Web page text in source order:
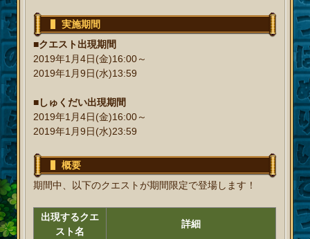
実施期間
■クエスト出現期間
2019年1月4日(金)16:00～
2019年1月9日(水)13:59
■しゅくだい出現期間
2019年1月4日(金)16:00～
2019年1月9日(水)23:59
概要
期間中、以下のクエストが期間限定で登場します！
出現するクエ
スト名
詳細